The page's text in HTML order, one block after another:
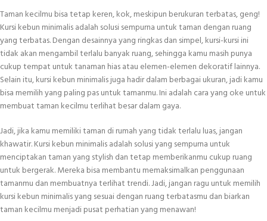
Taman kecilmu bisa tetap keren, kok, meskipun berukuran terbatas, geng!
Kursi kebun minimalis adalah solusi sempurna untuk taman dengan ruang
yang terbatas. Dengan desainnya yang ringkas dan simpel, kursi-kursi ini
tidak akan mengambil terlalu banyak ruang, sehingga kamu masih punya
cukup tempat untuk tanaman hias atau elemen-elemen dekoratif lainnya.
Selain itu, kursi kebun minimalis juga hadir dalam berbagai ukuran, jadi kamu
bisa memilih yang paling pas untuk tamanmu. Ini adalah cara yang oke untuk
membuat taman kecilmu terlihat besar dalam gaya.
Jadi, jika kamu memiliki taman di rumah yang tidak terlalu luas, jangan
khawatir. Kursi kebun minimalis adalah solusi yang sempurna untuk
menciptakan taman yang stylish dan tetap memberikanmu cukup ruang
untuk bergerak. Mereka bisa membantu memaksimalkan penggunaan
tamanmu dan membuatnya terlihat trendi. Jadi, jangan ragu untuk memilih
kursi kebun minimalis yang sesuai dengan ruang terbatasmu dan biarkan
taman kecilmu menjadi pusat perhatian yang menawan!